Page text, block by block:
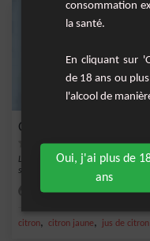
Gewurztraminer sour
Le Gewurztraminer sour est un
saveur...
Facile
citron, citron jaune, jus de
consommation
la santé.
En cliquant sur
de 18 ans ou
l'alcool de
Oui, j'ai plus de
ans